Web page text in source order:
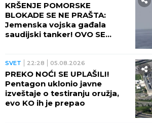
KRŠENJE POMORSKE
BLOKADE SE NE PRAŠTA:
Jemenska vojska gađala
saudijski tanker! OVO SE
SVET 22:28 05.08.2026
PREKO NOĆI SE UPLAŠILI!
Pentagon uklonio javne
izveštaje o testiranju oružja,
evo KO ih je prepao